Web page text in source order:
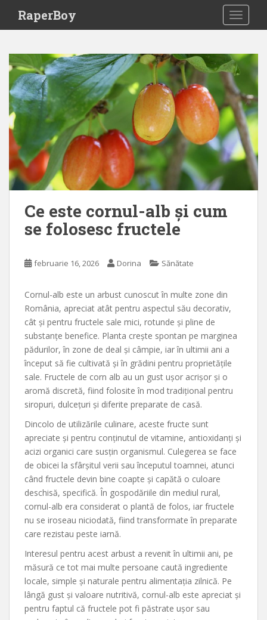
i
RaperBoy
Ce este cornul-alb și cum
se folosesc fructele
februarie 16, 2026 Dorina Sănătate
Cornul-alb este un arbust cunoscut în multe zone din
România, apreciat atât pentru aspectul său decorativ,
cât și pentru fructele sale mici, rotunde și pline de
substanțe benefice. Planta crește spontan pe marginea
pădurilor, în zone de deal și câmpie, iar în ultimii ani a
început să fie cultivată și în grădini pentru proprietățile
sale. Fructele de corn alb au un gust ușor acrișor și o
aromă discretă, fiind folosite în mod tradițional pentru
siropuri, dulcețuri și diferite preparate de casă.
Dincolo de utilizările culinare, aceste fructe sunt
apreciate și pentru conținutul de vitamine, antioxidanți și
acizi organici care susțin organismul. Culegerea se face
de obicei la sfârșitul verii sau începutul toamnei, atunci
când fructele devin bine coapte și capătă o culoare
deschisă, specifică. În gospodăriile din mediul rural,
cornul-alb era considerat o plantă de folos, iar fructele
nu se iroseau niciodată, fiind transformate în preparate
care rezistau peste iarnă.
Interesul pentru acest arbust a revenit în ultimii ani, pe
măsură ce tot mai multe persoane caută ingrediente
locale, simple și naturale pentru alimentația zilnică. Pe
lângă gust și valoare nutritivă, cornul-alb este apreciat și
pentru faptul că fructele pot fi păstrate ușor sau